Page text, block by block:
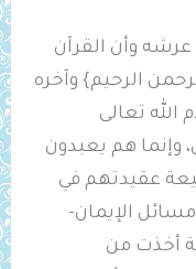
وأن القرآن
الرحيم} وآخره
تعالى
وإنما هم يعبدون
عقيدتهم في
الإيمان-
أخذت من